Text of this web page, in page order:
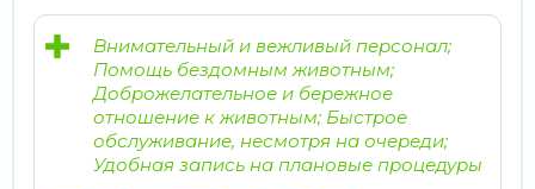
Внимательный и вежливый персонал;
Помощь бездомным животным;
Доброжелательное и бережное
отношение к животным; Быстрое
обслуживание, несмотря на очереди;
Удобная запись на плановые процедуры